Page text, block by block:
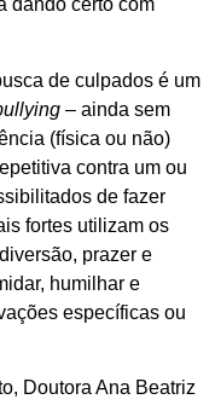
dando certo com
de culpados é um
– ainda sem
(física ou não)
contra um ou
de fazer
fortes utilizam os
prazer e
humilhar e
específicas ou
Doutora Ana Beatriz